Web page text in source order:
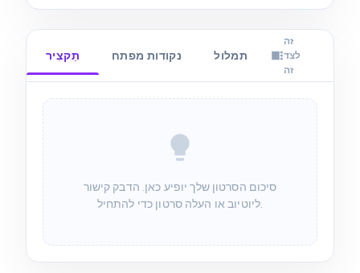
תַקצִיר נקודות מפתח תמלול פרקים
זה
לצד
זה
סיכום הסרטון שלך יופיע כאן. הדבק קישור